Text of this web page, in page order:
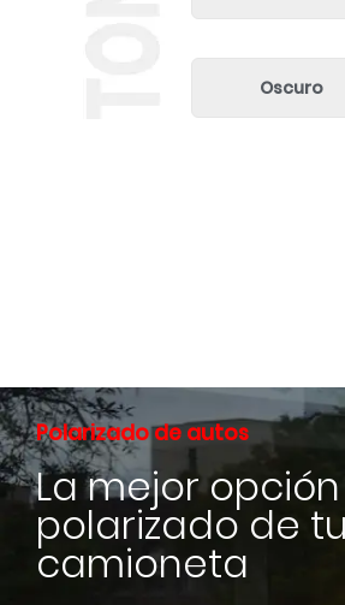
Oscuro
Polarizado de autos
La mejor
polarizado de
camioneta